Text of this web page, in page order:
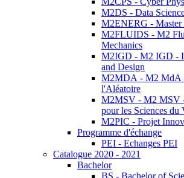
M2DS - Data
M2ENERG - Master
M2FLUIDS - M2
Mechanics
M2IGD - M2 IGD -
and Design
M2MDA - M2 MdA
l'Aléatoire
M2MSV - M2 MSV
pour les Sciences du
M2PIC - Projet
Programme d'échange
PEI - Echanges PEI
Catalogue 2020 - 2021
Bachelor
BS - Bachelor of